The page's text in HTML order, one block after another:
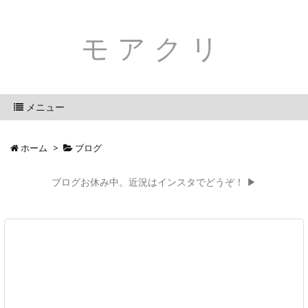
モアクリ
メニュー
ホーム > ブログ
ブログお休み中。近況はインスタでどうぞ！ ▶